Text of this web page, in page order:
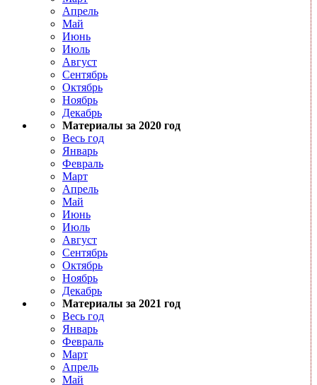
Апрель
Май
Июнь
Июль
Август
Сентябрь
Октябрь
Ноябрь
Декабрь
Материалы за 2020 год
Весь год
Январь
Февраль
Март
Апрель
Май
Июнь
Июль
Август
Сентябрь
Октябрь
Ноябрь
Декабрь
Материалы за 2021 год
Весь год
Январь
Февраль
Март
Апрель
Май